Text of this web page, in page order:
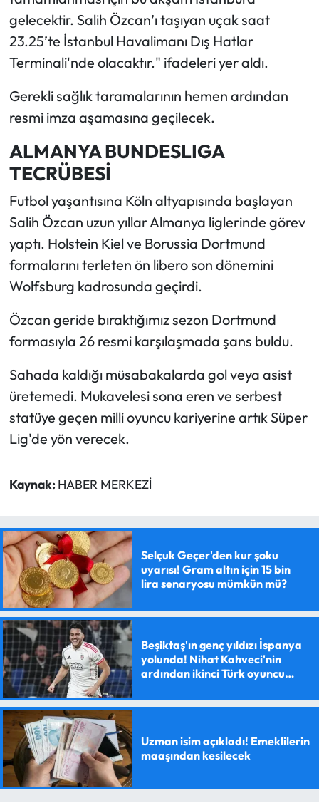
gelecektir. Salih Özcan’ı taşıyan uçak saat
23.25’te İstanbul Havalimanı Dış Hatlar
Terminali'nde olacaktır." ifadeleri yer aldı.
Gerekli sağlık taramalarının hemen ardından
resmi imza aşamasına geçilecek.
ALMANYA BUNDESLIGA
TECRÜBESİ
Futbol yaşantısına Köln altyapısında başlayan
Salih Özcan uzun yıllar Almanya liglerinde görev
yaptı. Holstein Kiel ve Borussia Dortmund
formalarını terleten ön libero son dönemini
Wolfsburg kadrosunda geçirdi.
Özcan geride bıraktığımız sezon Dortmund
formasıyla 26 resmi karşılaşmada şans buldu.
Sahada kaldığı müsabakalarda gol veya asist
üretemedi. Mukavelesi sona eren ve serbest
statüye geçen milli oyuncu kariyerine artık Süper
Lig'de yön verecek.
Kaynak: HABER MERKEZİ
Selçuk Geçer'den kur şoku
uyarısı! Gram altın için 15 bin
lira senaryosu mümkün mü?
Beşiktaş'ın genç yıldızı İspanya
yolunda! Nihat Kahveci'nin
ardından ikinci Türk oyuncu
Uzman isim açıkladı! Emeklilerin
maaşından kesilecek